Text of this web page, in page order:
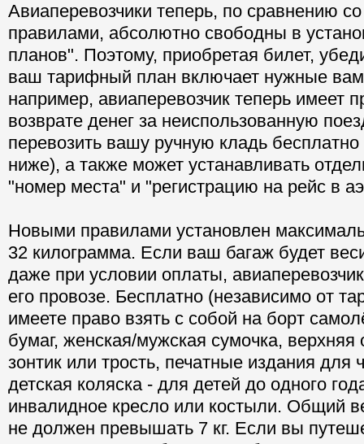
Авиаперевозчики теперь, по сравнению
правилами, абсолютно свободны в
планов". Поэтому, приобретая билет,
ваш тарифный план включает нужные
например, авиаперевозчик теперь имеет
возврате денег за неиспользованную
перевозить вашу ручную кладь
ниже), а также может устанавливать
"номер места" и "регистрацию на рейс в
Новыми правилами установлен
32 килограмма. Если ваш багаж будет
даже при условии оплаты,
его провозе. Бесплатно (независимо от
имеете право взять с собой на борт
бумаг, женская/мужская сумочка,
зонтик или трость, печатные издания для
детская коляска - для детей до одного
инвалидное кресло или костыли. Общий
не должен превышать 7 кг. Если вы